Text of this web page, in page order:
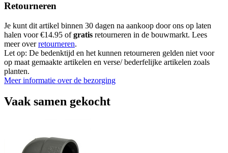
Retourneren
Je kunt dit artikel binnen 30 dagen na aankoop door ons op laten
halen voor €14.95 ofgratis retourneren in de bouwmarkt. Lees
meer overretourneren.
Let op: De bedenktijd en het kunnen retourneren gelden niet voor
op maat gemaakte artikelen en verse/ bederfelijke artikelen zoals
planten.
Meer informatie over de bezorging
Vaak samen gekocht